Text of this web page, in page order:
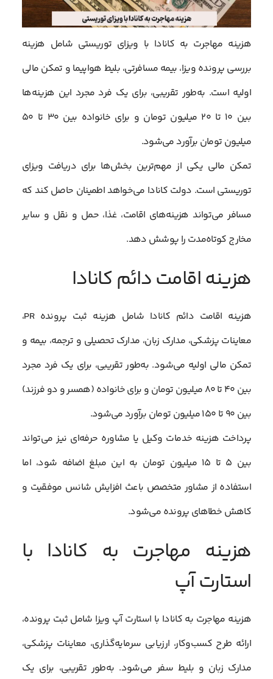
هزینه مهاجرت به کانادا با ویزای توریستی شامل هزینه
بررسی پرونده ویزا، بیمه مسافرتی، بلیط هواپیما و تمکن مالی
اولیه است. به‌طور تقریبی، برای یک فرد مجرد این هزینه‌ها
بین ۱۰ تا ۲۰ میلیون تومان و برای خانواده بین ۳۰ تا ۵۰
میلیون تومان برآورد می‌شود.
تمکن مالی یکی از مهم‌ترین بخش‌ها برای دریافت ویزای
توریستی است. دولت کانادا می‌خواهد اطمینان حاصل کند که
مسافر می‌تواند هزینه‌های اقامت، غذا، حمل و نقل و سایر
مخارج کوتاه‌مدت را پوشش دهد.
هزینه اقامت دائم کانادا
هزینه اقامت دائم کانادا شامل هزینه ثبت پرونده PR،
معاینات پزشکی، مدارک زبان، مدارک تحصیلی و ترجمه، بیمه و
تمکن مالی اولیه می‌شود. به‌طور تقریبی، برای یک فرد مجرد
بین ۴۰ تا ۸۰ میلیون تومان و برای خانواده (همسر و دو فرزند)
بین ۹۰ تا ۱۵۰ میلیون تومان برآورد می‌شود.
پرداخت هزینه خدمات وکیل یا مشاوره حرفه‌ای نیز می‌تواند
بین ۵ تا ۱۵ میلیون تومان به این مبلغ اضافه شود، اما
استفاده از مشاور متخصص باعث افزایش شانس موفقیت و
کاهش خطاهای پرونده می‌شود.
هزینه مهاجرت به کانادا با
استارت آپ
هزینه مهاجرت به کانادا با استارت آپ ویزا شامل ثبت پرونده،
ارائه طرح کسب‌وکار، ارزیابی سرمایه‌گذاری، معاینات پزشکی،
مدارک زبان و بلیط سفر می‌شود. به‌طور تقریبی، برای یک